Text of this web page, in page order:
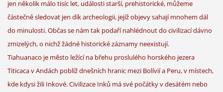
jen několik málo tisíc let, události starší, prehistorické, můžeme
částečně sledovat jen dík archeologii, jejíž objevy sahají mnohem dál
do minulosti. Občas se nám tak podaří nahlédnout do civilizací dávno
zmizelých, o nichž žádné historické záznamy neexistují.
Tiahuanaco je město ležící na břehu proslulého horského jezera
Titicaca v Andách poblíž dnešních hranic mezi Bolívií a Peru, v místech,
kde kdysi žili Inkové. Civilizace Inků má své počátky v desátém nebo